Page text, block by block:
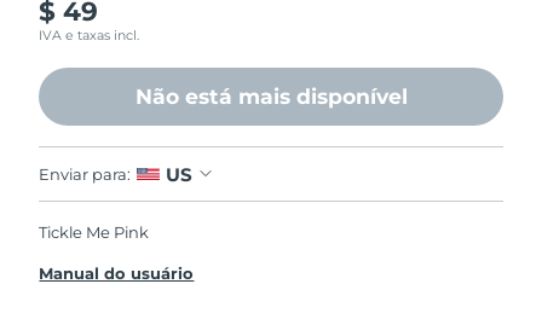
$ 49
IVA e taxas incl.
Não está mais disponível
Enviar para: US
Tickle Me Pink
Manual do usuário